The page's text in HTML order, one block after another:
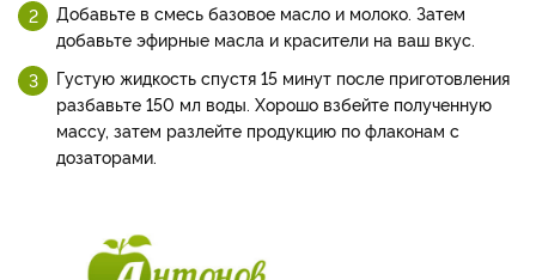
Добавьте в смесь базовое масло и молоко. Затем
добавьте эфирные масла и красители на ваш вкус.
Густую жидкость спустя 15 минут после приготовления
разбавьте 150 мл воды. Хорошо взбейте полученную
массу, затем разлейте продукцию по флаконам с
дозаторами.